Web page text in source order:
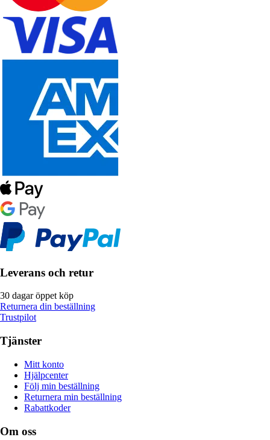
Leverans och retur
30 dagar öppet köp
Returnera din beställning
Trustpilot
Tjänster
Mitt konto
Hjälpcenter
Följ min beställning
Returnera min beställning
Rabattkoder
Om oss